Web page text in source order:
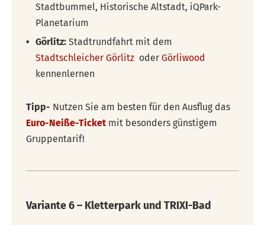
Stadtbummel, Historische Altstadt, iQPark-
Planetarium
Görlitz: Stadtrundfahrt mit dem
Stadtschleicher Görlitz oder Görliwood
kennenlernen
Tipp- Nutzen Sie am besten für den Ausflug das
Euro-Neiße-Ticketmit besonders günstigem
Gruppentarif!
Variante 6 – Kletterpark und TRIXI-Bad